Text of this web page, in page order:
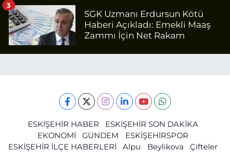
SGK Uzmanı Erdursun Kötü
Haberi Açıkladı: Emekli Maaş
Zammı İçin Net Rakam
3
ESKİŞEHİR HABER
ESKİŞEHİR SON DAKİKA
EKONOMİ
GÜNDEM
ESKİŞEHİRSPOR
ESKİŞEHİR İLÇE HABERLERİ
Alpu Beylikova
Çifteler